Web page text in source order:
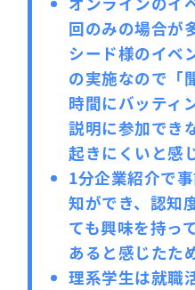
回のみの場合が
シード様のイベ
の実施なので「
時間にバッティ
説明に参加でき
起きにくいと感
1分企業紹介で
知ができ、認知
ても興味を持っ
あると感じたた
理系学生は就職